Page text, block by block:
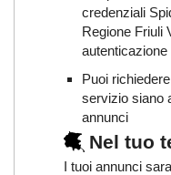
credenziali
Regione Friuli
autenticazione
Puoi
servizio siano
annunci
Nel tuo
I tuoi annunci